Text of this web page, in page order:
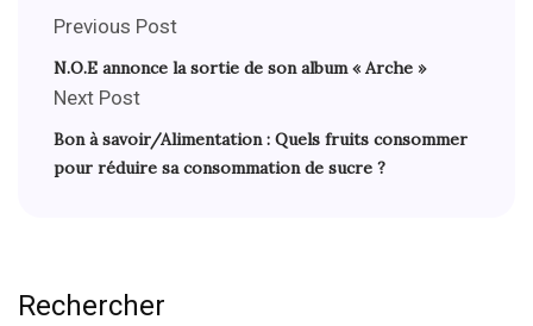
Previous Post
N.O.E annonce la sortie de son album « Arche »
Next Post
Bon à savoir/Alimentation : Quels fruits consommer
pour réduire sa consommation de sucre ?
Rechercher